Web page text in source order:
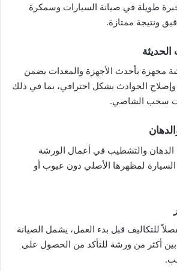
طويلة في صيانة السيارات وسمكرة
ونتيجة ممتازة.
مجهزة بأحدث الأجهزة والمعدات يضمن
الحوادث بشكل احترافي، بما في ذلك
سحب الشاصي.
والتشطيب في أعمال الورشة
لمظهرها الأصلي دون عيوب أو
للتكاليف قبل بدء العمل، يشمل الصيانة
بين أكثر من ورشة للتأكد من الحصول على